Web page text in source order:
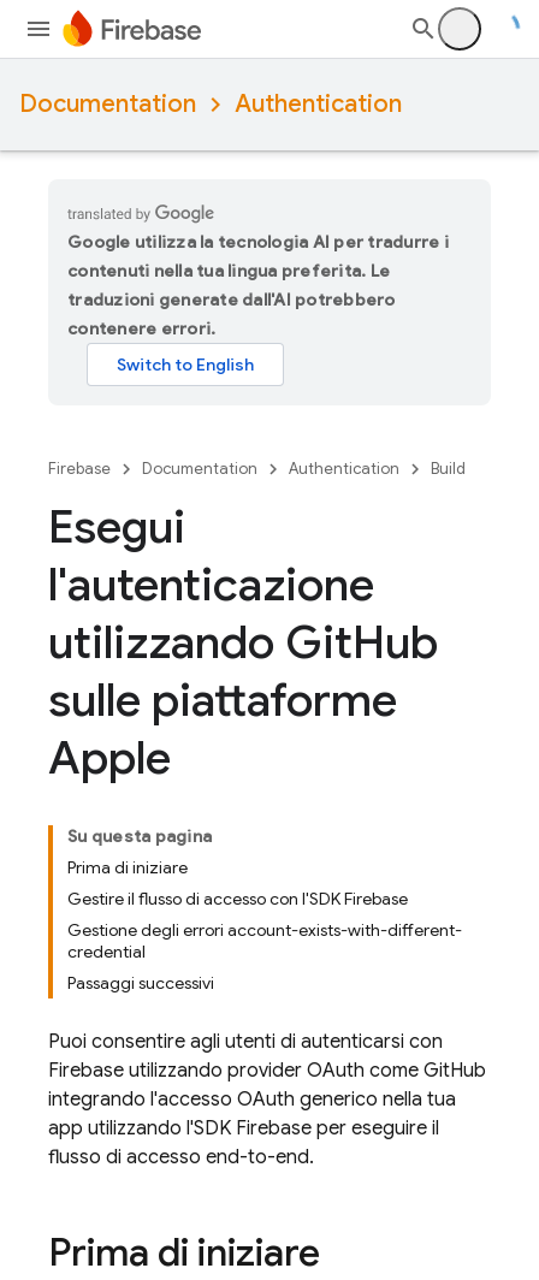
Documentation Authentication
Google utilizza la tecnologia AI per tradurre i
contenuti nella tua lingua preferita. Le
traduzioni generate dall'AI potrebbero
contenere errori.
Firebase Documentation Authentication Build
Esegui
l'autenticazione
utilizzando GitHub
sulle piattaforme
Apple
Su questa pagina
Prima di iniziare
Gestire il flusso di accesso con l'SDK Firebase
Gestione degli errori account-exists-with-different-
credential
Passaggi successivi
Puoi consentire agli utenti di autenticarsi con
Firebase utilizzando provider OAuth come GitHub
integrando l'accesso OAuth generico nella tua
app utilizzando l'SDK Firebase per eseguire il
flusso di accesso end-to-end.
Prima di iniziare